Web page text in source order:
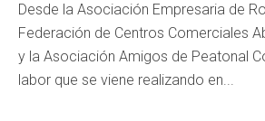
Desde la Asociación Empresaria de
Federación de Centros Comerciales
y la Asociación Amigos de Peatonal
labor que se viene realizando en...